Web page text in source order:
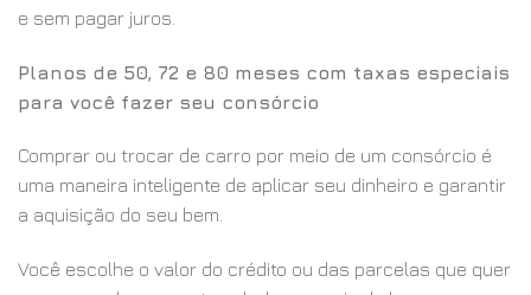
e sem pagar juros.
Planos de 50, 72 e 80 meses com taxas especiais
para você fazer seu consórcio
Comprar ou trocar de carro por meio de um consórcio é
uma maneira inteligente de aplicar seu dinheiro e garantir
a aquisição do seu bem.
Você escolhe o valor do crédito ou das parcelas que quer